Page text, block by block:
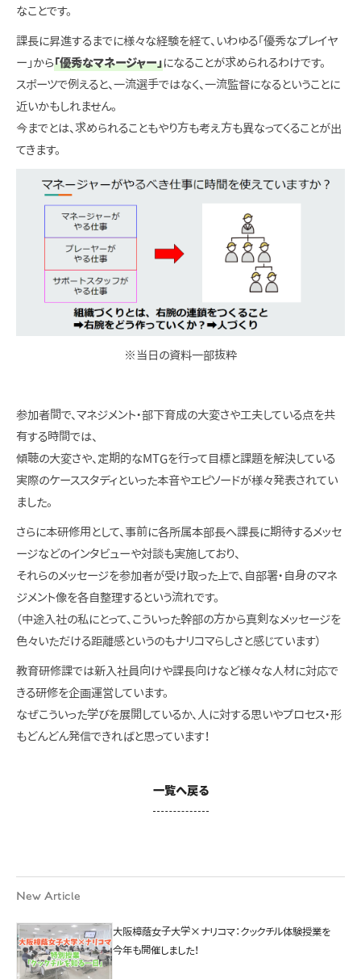
なことです。
課長に昇進するまでに様々な経験を経て、いわゆる「優秀なプレイヤ
ー」から「優秀なマネージャー」になることが求められるわけです。
スポーツで例えると、一流選手ではなく、一流監督になるということに
近いかもしれません。
今までとは、求められることもやり方も考え方も異なってくることが出
てきます。
※当日の資料一部抜粋
参加者間で、マネジメント・部下育成の大変さや工夫している点を共
有する時間では、
傾聴の大変さや、定期的なMTGを行って目標と課題を解決している
実際のケーススタディといった本音やエピソードが様々発表されてい
ました。
さらに本研修用として、事前に各所属本部長へ課長に期待するメッセ
ージなどのインタビューや対談も実施しており、
それらのメッセージを参加者が受け取った上で、自部署・自身のマネ
ジメント像を各自整理するという流れです。
（中途入社の私にとって、こういった幹部の方から真剣なメッセージを
色々いただける距離感というのもナリコマらしさと感じています）
教育研修課では新入社員向けや課長向けなど様々な人材に対応で
きる研修を企画運営しています。
なぜこういった学びを展開しているか、人に対する思いやプロセス・形
もどんどん発信できればと思っています！
一覧へ戻る
New Article
大阪樟蔭女子大学×ナリコマ：クックチル体験授業を
今年も開催しました！